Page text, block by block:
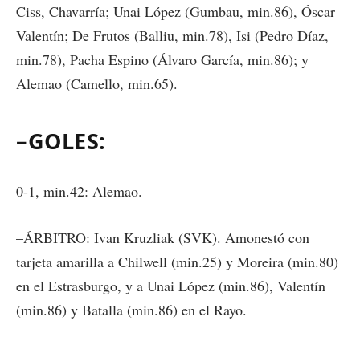
Ciss, Chavarría; Unai López (Gumbau, min.86), Óscar
Valentín; De Frutos (Balliu, min.78), Isi (Pedro Díaz,
min.78), Pacha Espino (Álvaro García, min.86); y
Alemao (Camello, min.65).
–GOLES:
0-1, min.42: Alemao.
–ÁRBITRO: Ivan Kruzliak (SVK). Amonestó con
tarjeta amarilla a Chilwell (min.25) y Moreira (min.80)
en el Estrasburgo, y a Unai López (min.86), Valentín
(min.86) y Batalla (min.86) en el Rayo.